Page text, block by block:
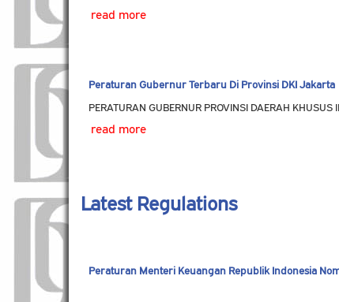
read more
Peraturan Gubernur Terbaru Di Provinsi DKI Jakarta
PERATURAN GUBERNUR PROVINSI DAERAH
read more
Latest Regulations
Peraturan Menteri Keuangan Republik Indonesia